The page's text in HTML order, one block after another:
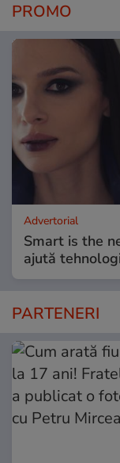
PROMO
Advertorial
Smart is the
ajută
PARTENERI